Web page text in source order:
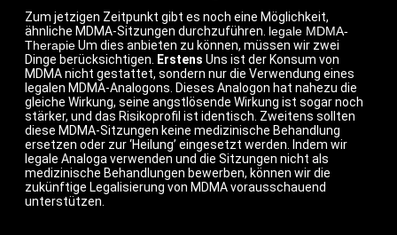
Zum jetzigen Zeitpunkt gibt es noch eine Möglichkeit,
ähnliche MDMA-Sitzungen durchzuführen. legale MDMA-
TherapieUm dies anbieten zu können, müssen wir zwei
Dinge berücksichtigen.
Erstens Uns ist der Konsum von
MDMA nicht gestattet, sondern nur die Verwendung eines
legalen MDMA-Analogons. Dieses Analogon hat nahezu die
gleiche Wirkung, seine angstlösende Wirkung ist sogar noch
stärker, und das Risikoprofil ist identisch. Zweitens sollten
diese MDMA-Sitzungen keine medizinische Behandlung
ersetzen oder zur ‘Heilung’ eingesetzt werden. Indem wir
legale Analoga verwenden und die Sitzungen nicht als
medizinische Behandlungen bewerben, können wir die
zukünftige Legalisierung von MDMA vorausschauend
unterstützen.